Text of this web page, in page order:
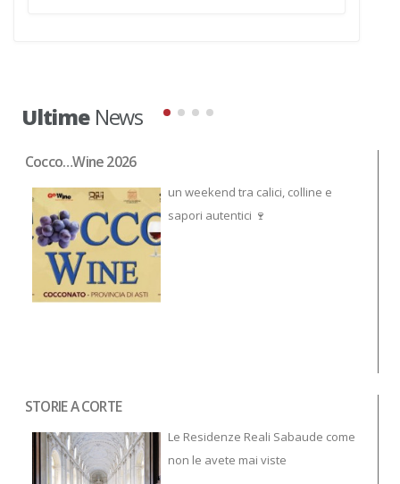
UltimeNews
Cocco…Wine 2026
un weekend tra calici, colline e
sapori autentici 🍷
STORIE A CORTE
Le Residenze Reali Sabaude come
non le avete mai viste